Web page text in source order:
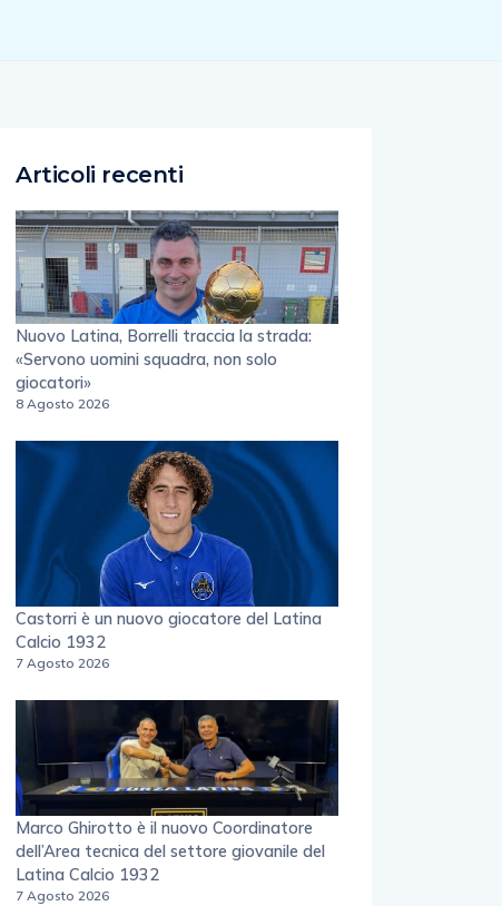
Articoli recenti
Nuovo Latina, Borrelli traccia la strada:
«Servono uomini squadra, non solo
giocatori»
8 Agosto 2026
Castorri è un nuovo giocatore del Latina
Calcio 1932
7 Agosto 2026
Marco Ghirotto è il nuovo Coordinatore
dell’Area tecnica del settore giovanile del
Latina Calcio 1932
7 Agosto 2026